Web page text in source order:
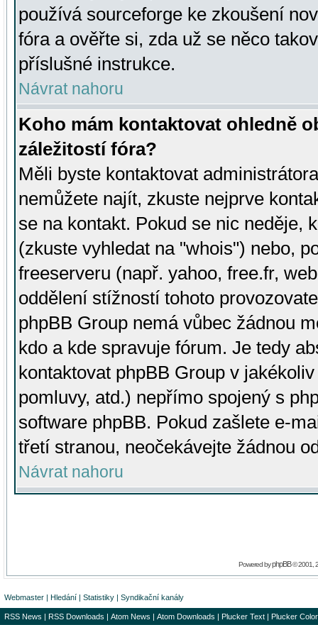
používá sourceforge ke zkoušení
fóra a ověřte si, zda už se něco
příslušné instrukce.
Návrat nahoru
Koho mám kontaktovat ohledně
záležitostí fóra?
Měli byste kontaktovat
nemůžete najít, zkuste nejprve
se na kontakt. Pokud se nic neděje,
(zkuste vyhledat na "whois") nebo,
freeserveru (např. yahoo, free.fr,
oddělení stížností tohoto
phpBB Group nemá vůbec žádnou
kdo a kde spravuje fórum. Je tedy
kontaktovat phpBB Group v
pomluvy, atd.) nepřímo spojený s
software phpBB. Pokud zašlete e-
třetí stranou, neočekávejte žádnou
Návrat nahoru
Powered byphpBB© 2001,
Webmaster | Hledání | Statistiky | Syndikační kanály
RSS News | RSS Downloads | Atom News | Atom Downloads | Plucker Text | Plucker Color